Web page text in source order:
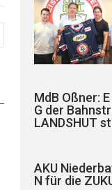
MdB Oßner: E
G der
LANDSHUT
AKU
N für die